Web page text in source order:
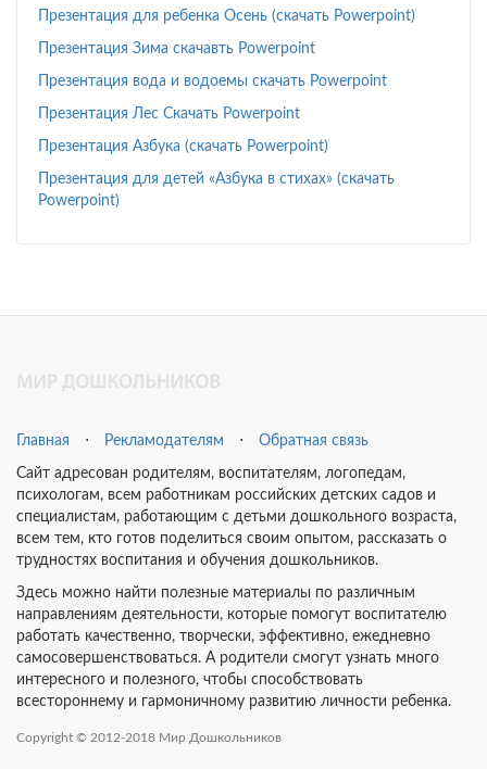
Презентация для ребенка Осень (скачать Powerpoint)
Презентация Зима скачавть Powerpoint
Презентация вода и водоемы скачать Powerpoint
Презентация Лес Скачать Powerpoint
Презентация Азбука (скачать Powerpoint)
Презентация для детей «Азбука в стихах» (скачать
Powerpoint)
Главная ⋅ Рекламодателям ⋅ Обратная связь
Сайт адресован родителям, воспитателям, логопедам,
психологам, всем работникам российских детских садов и
специалистам, работающим с детьми дошкольного возраста,
всем тем, кто готов поделиться своим опытом, рассказать о
трудностях воспитания и обучения дошкольников.
Здесь можно найти полезные материалы по различным
направлениям деятельности, которые помогут воспитателю
работать качественно, творчески, эффективно, ежедневно
самосовершенствоваться. А родители смогут узнать много
интересного и полезного, чтобы способствовать
всестороннему и гармоничному развитию личности ребенка.
Copyright © 2012-2018 Мир Дошкольников